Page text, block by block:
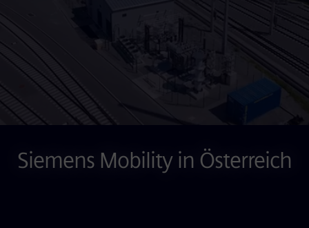
Siemens Mobility in Österreich